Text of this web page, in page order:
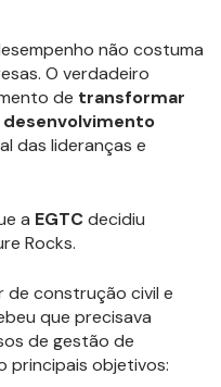
não costuma
O verdadeiro
de transformar
das lideranças e
a EGTCdecidiu
Rocks.
de construção civil e
que precisava
de gestão de
principais objetivos: